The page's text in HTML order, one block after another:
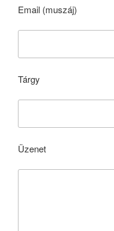
Email (muszáj)
Tárgy
Üzenet